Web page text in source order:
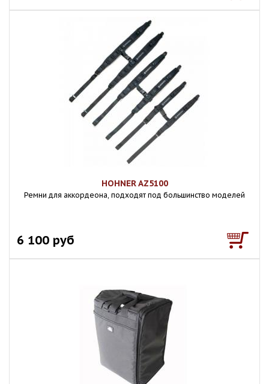
HOHNER AZ5100
Ремни для аккордеона, подходят под большинство моделей
6 100 руб